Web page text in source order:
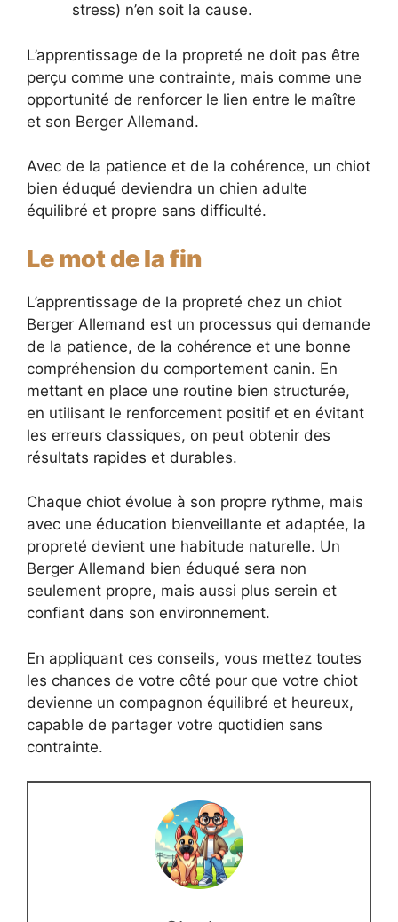
stress) n’en soit la cause.
L’apprentissage de la propreté ne doit pas être
perçu comme une contrainte, mais comme une
opportunité de renforcer le lien entre le maître
et son Berger Allemand.
Avec de la patience et de la cohérence, un chiot
bien éduqué deviendra un chien adulte
équilibré et propre sans difficulté.
Le mot de la fin
L’apprentissage de la propreté chez un chiot
Berger Allemand est un processus qui demande
de la patience, de la cohérence et une bonne
compréhension du comportement canin. En
mettant en place une routine bien structurée,
en utilisant le renforcement positif et en évitant
les erreurs classiques, on peut obtenir des
résultats rapides et durables.
Chaque chiot évolue à son propre rythme, mais
avec une éducation bienveillante et adaptée, la
propreté devient une habitude naturelle. Un
Berger Allemand bien éduqué sera non
seulement propre, mais aussi plus serein et
confiant dans son environnement.
En appliquant ces conseils, vous mettez toutes
les chances de votre côté pour que votre chiot
devienne un compagnon équilibré et heureux,
capable de partager votre quotidien sans
contrainte.